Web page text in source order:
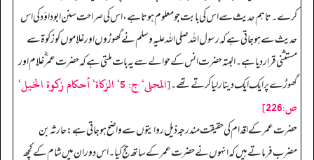
کرے۔ تاہم حدیث سے اس کی بابت جومعلوم ہوتا ہے، اس کی صراحت سنن ابوداؤد کی اس
حدیث سےہوجاتی ہے کہ رسول اللہ صلی اللہ علیہ وسلم نے گھوڑوں اور غلاموں کو زکوۃ سے
مستثنی قرار دیا ہے۔ البتہ حضرت انس کے حوالے سے یہ بات ملتی ہے کہ حضرت عمر ؓ غلام اور
گھوڑے پر ایک ایک دینار لیا کرتے تھے۔
[المحلی‘ ج: 5‘ الزکاة‘ أحکام زکوة الخیل‘
ص:226]
حضرت عمر کے اقدام کی حقیقت مندرجہ ذیل روایتوں سے واضح ہو جاتی ہے: حارثہ بن
مضرب فرماتے ہیں کہ انہوں نے حضرت عمر کے ساتھ حج کیا۔ اس دوران میں شام کے کچھ